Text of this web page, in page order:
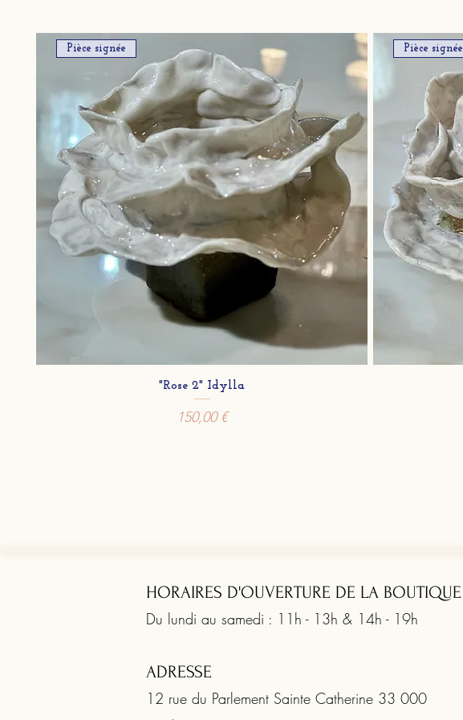
Pièce signée
"Rose 2" Idylla
Prix
150,00 €
Pièce signée
HORAIRES D'OUVERTURE DE LA BOUTIQUE
Du lundi au samedi : 11h - 13h & 14h - 19h
ADRESSE
12 rue du Parlement Sainte Catherine 33 000